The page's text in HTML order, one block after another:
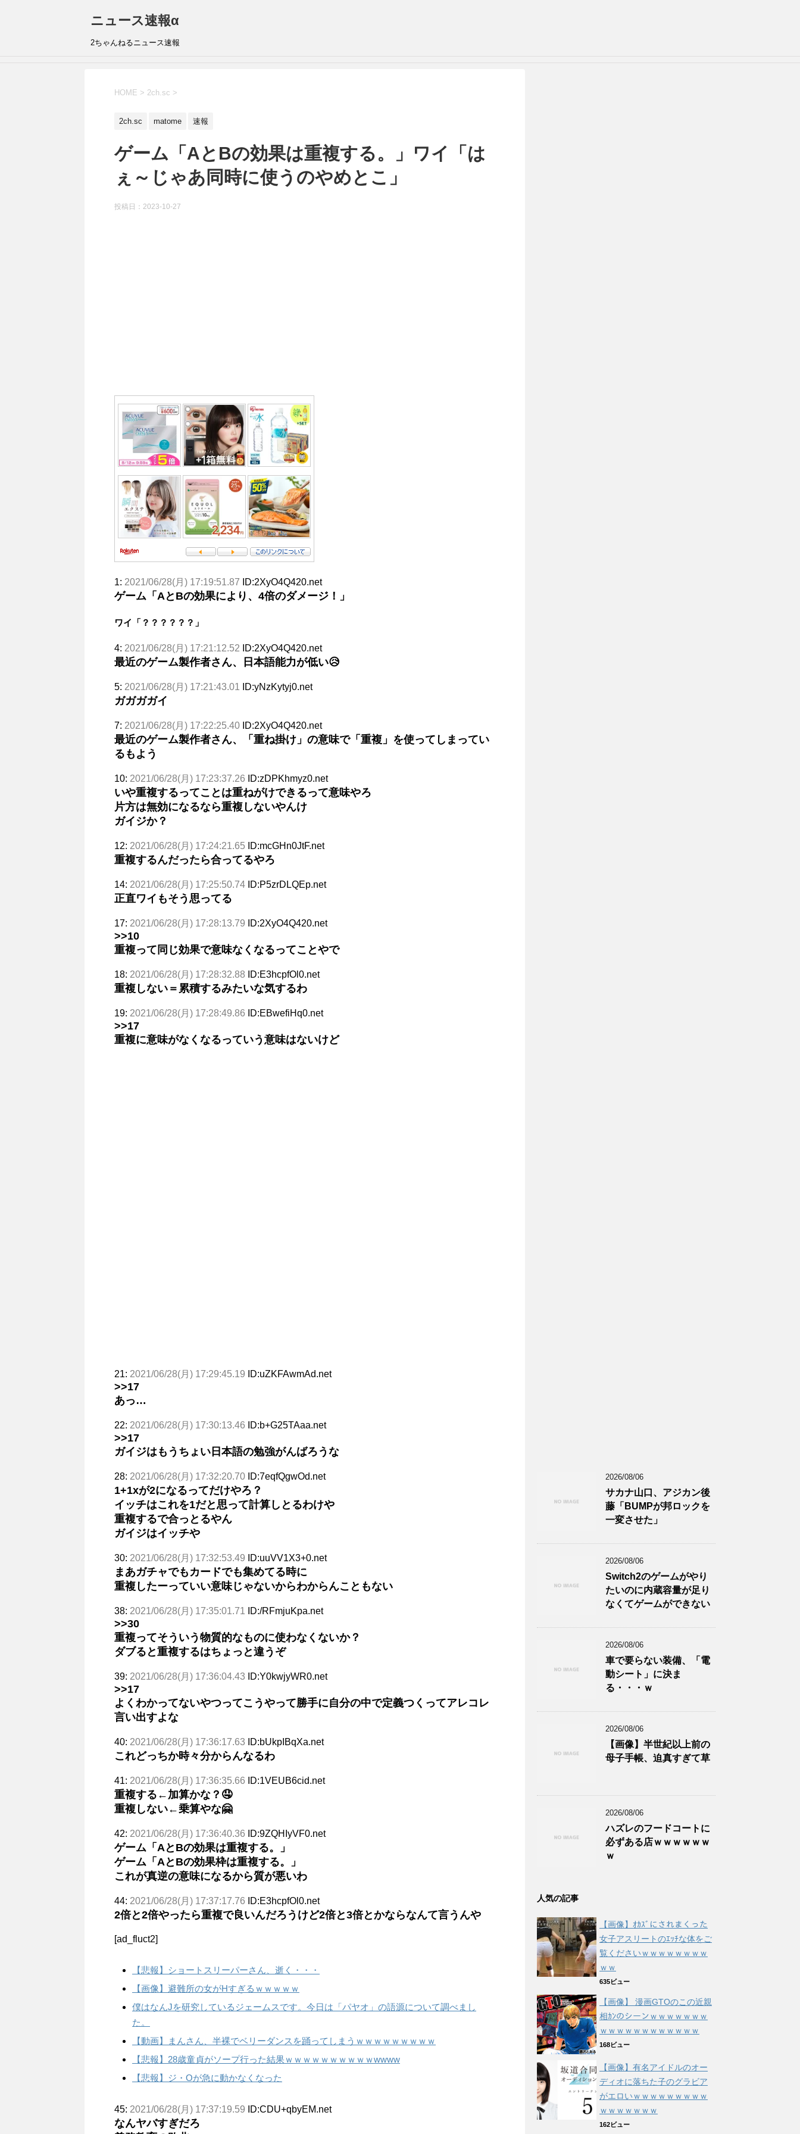
ニュース速報α
2ちゃんねるニュース速報
HOME > 2ch.sc >
2ch.sc matome 速報
ゲーム「AとBの効果は重複する。」ワイ「は
ぇ～じゃあ同時に使うのやめとこ」
投稿日： 2023-10-27
1: 2021/06/28(月) 17:19:51.87 ID:2XyO4Q420.net
ゲーム「AとBの効果により、4倍のダメージ！」
ワイ「？？？？？？」
4: 2021/06/28(月) 17:21:12.52 ID:2XyO4Q420.net
最近のゲーム製作者さん、日本語能力が低い😥
5: 2021/06/28(月) 17:21:43.01 ID:yNzKytyj0.net
ガガガガイ
7: 2021/06/28(月) 17:22:25.40 ID:2XyO4Q420.net
最近のゲーム製作者さん、「重ね掛け」の意味で「重複」を使ってしまってい
るもよう
10: 2021/06/28(月) 17:23:37.26 ID:zDPKhmyz0.net
いや重複するってことは重ねがけできるって意味やろ
片方は無効になるなら重複しないやんけ
ガイジか？
12: 2021/06/28(月) 17:24:21.65 ID:mcGHn0JtF.net
重複するんだったら合ってるやろ
14: 2021/06/28(月) 17:25:50.74 ID:P5zrDLQEp.net
正直ワイもそう思ってる
17: 2021/06/28(月) 17:28:13.79 ID:2XyO4Q420.net
>>10
重複って同じ効果で意味なくなるってことやで
18: 2021/06/28(月) 17:28:32.88 ID:E3hcpfOl0.net
重複しない＝累積するみたいな気するわ
19: 2021/06/28(月) 17:28:49.86 ID:EBwefiHq0.net
>>17
重複に意味がなくなるっていう意味はないけど
21: 2021/06/28(月) 17:29:45.19 ID:uZKFAwmAd.net
>>17
あっ…
22: 2021/06/28(月) 17:30:13.46 ID:b+G25TAaa.net
>>17
ガイジはもうちょい日本語の勉強がんばろうな
28: 2021/06/28(月) 17:32:20.70 ID:7eqfQgwOd.net
1+1xが2になるってだけやろ？
イッチはこれを1だと思って計算しとるわけや
重複するで合っとるやん
ガイジはイッチや
30: 2021/06/28(月) 17:32:53.49 ID:uuVV1X3+0.net
まあガチャでもカードでも集めてる時に
重複したーっていい意味じゃないからわからんこともない
38: 2021/06/28(月) 17:35:01.71 ID:/RFmjuKpa.net
>>30
重複ってそういう物質的なものに使わなくないか？
ダブると重複するはちょっと違うぞ
39: 2021/06/28(月) 17:36:04.43 ID:Y0kwjyWR0.net
>>17
よくわかってないやつってこうやって勝手に自分の中で定義つくってアレコレ
言い出すよな
40: 2021/06/28(月) 17:36:17.63 ID:bUkpIBqXa.net
これどっちか時々分からんなるわ
41: 2021/06/28(月) 17:36:35.66 ID:1VEUB6cid.net
重複する←加算かな？🤤
重複しない←乗算やな🤗
42: 2021/06/28(月) 17:36:40.36 ID:9ZQHIyVF0.net
ゲーム「AとBの効果は重複する。」
ゲーム「AとBの効果枠は重複する。」
これが真逆の意味になるから質が悪いわ
44: 2021/06/28(月) 17:37:17.76 ID:E3hcpfOl0.net
2倍と2倍やったら重複で良いんだろうけど2倍と3倍とかならなんて言うんや
[ad_fluct2]
【悲報】ショートスリーパーさん、逝く・・・
【画像】避難所の女がHすぎるｗｗｗｗｗ
僕はなんJを研究しているジェームスです。今日は「パヤオ」の語源について調べまし
た。
【動画】まんさん、半裸でベリーダンスを踊ってしまうｗｗｗｗｗｗｗｗｗ
【悲報】28歳童貞がソープ行った結果ｗｗｗｗｗｗｗｗｗｗwwww
【悲報】ジ・Oが急に動かなくなった
45: 2021/06/28(月) 17:37:19.59 ID:CDU+qbyEM.net
なんヤバすぎだろ
2026/08/06
サカナ山口、アジカン後
藤「BUMPが邦ロックを
一変させた」
2026/08/06
Switch2のゲームがやり
たいのに内蔵容量が足り
なくてゲームができない
2026/08/06
車で要らない装備、「電
動シート」に決ま
る・・・ｗ
2026/08/06
【画像】半世紀以上前の
母子手帳、迫真すぎて草
2026/08/06
ハズレのフードコートに
必ずある店ｗｗｗｗｗｗ
ｗ
人気の記事
【画像】ｵｶｽﾞにされまくった
女子アスリートのｴｯﾁな体をご
覧くださいｗｗｗｗｗｗｗｗ
ｗｗ
635ビュー
【画像】 漫画GTOのこの近親
相ｶﾝのシーンｗｗｗｗｗｗｗ
ｗｗｗｗｗｗｗｗｗｗｗｗ
168ビュー
【画像】有名アイドルのオー
ディオに落ちた子のグラビア
がエロいｗｗｗｗｗｗｗｗｗ
ｗｗｗｗｗｗｗ
162ビュー